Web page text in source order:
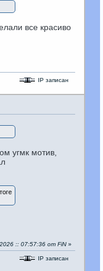
все красиво
IP записан
угмк мотив,
:: 07:57:36 от FiN»
IP записан